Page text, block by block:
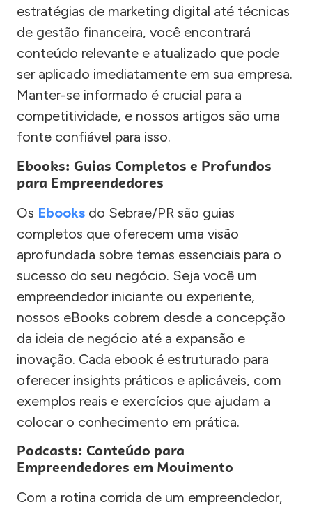
estratégias de marketing digital até técnicas
de gestão financeira, você encontrará
conteúdo relevante e atualizado que pode
ser aplicado imediatamente em sua empresa.
Manter-se informado é crucial para a
competitividade, e nossos artigos são uma
fonte confiável para isso.
Ebooks: Guias Completos e Profundos
para Empreendedores
Os Ebooks do Sebrae/PR são guias
completos que oferecem uma visão
aprofundada sobre temas essenciais para o
sucesso do seu negócio. Seja você um
empreendedor iniciante ou experiente,
nossos eBooks cobrem desde a concepção
da ideia de negócio até a expansão e
inovação. Cada ebook é estruturado para
oferecer insights práticos e aplicáveis, com
exemplos reais e exercícios que ajudam a
colocar o conhecimento em prática.
Podcasts: Conteúdo para
Empreendedores em Movimento
Com a rotina corrida de um empreendedor,